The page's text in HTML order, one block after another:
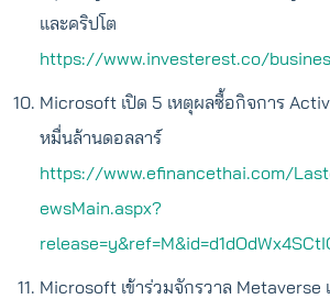
และคริปโต
https://www.investerest.co/
Microsoft เปิด 5 เหตุผลซื้อกิจการ
หมื่นล้านดอลลาร์
https://www.efinancethai.com/
ewsMain.aspx?
Microsoft เข้าร่วมจักรวาล Metaverse